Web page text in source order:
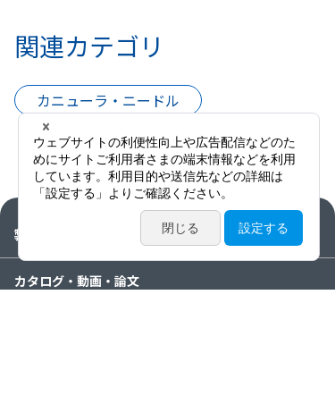
関連カテゴリ
カニューラ・ニードル
製品情報
カタログ・動画・論文